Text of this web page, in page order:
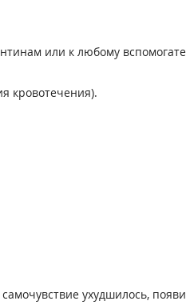
или к любому
кровотечения).
ухудшилось,